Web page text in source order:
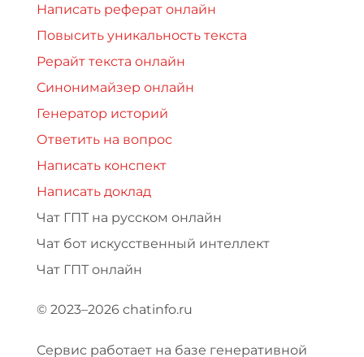
Написать реферат онлайн
Повысить уникальность текста
Рерайт текста онлайн
Синонимайзер онлайн
Генератор историй
Ответить на вопрос
Написать конспект
Написать доклад
Чат ГПТ на русском онлайн
Чат бот искусственный интеллект
Чат ГПТ онлайн
© 2023–2026 chatinfo.ru
Сервис работает на базе генеративной